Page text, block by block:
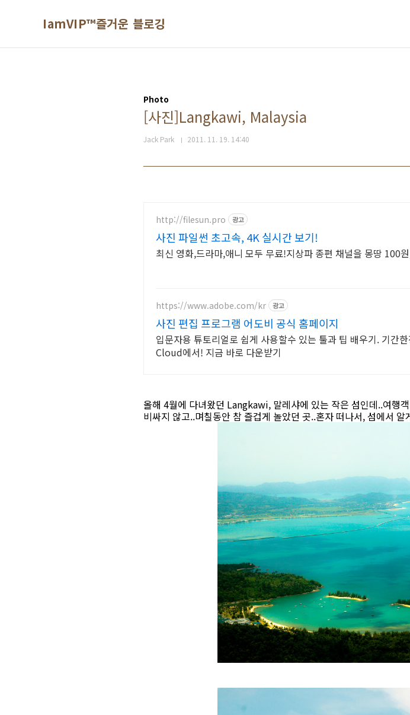
IamVIP™즐거운 블로깅
Photo
[사진]Langkawi, Malaysia
Jack Park 2011. 11. 19. 14:40
http://filesun.pro 광고
사진 파일썬 초고속, 4K 실시간 보기!
최신 영화,드라마,애니 모두 무료!지상파 종편 채널을 몽땅 100
https://www.adobe.com/kr 광고
사진 편집 프로그램 어도비 공식 홈페이지
입문자용 튜토리얼로 쉽게 사용할수 있는 툴과 팁 배우기. 기
Cloud에서! 지금 바로 다운받기
올해 4월에 다녀왔던 Langkawi, 말레샤에 있는 작은 섬인데..여행
비싸지 않고..며칠동안 참 즐겁게 놀았던 곳..혼자 떠나서, 섬에서